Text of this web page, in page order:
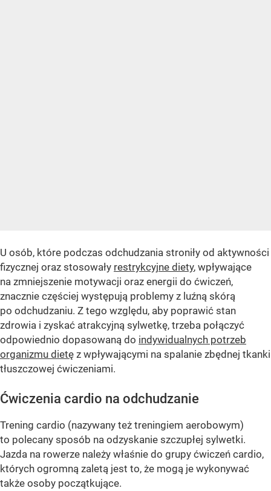
U osób, które podczas odchudzania stroniły od aktywności
fizycznej oraz stosowały restrykcyjne diety, wpływające
na zmniejszenie motywacji oraz energii do ćwiczeń,
znacznie częściej występują problemy z luźną skórą
po odchudzaniu. Z tego względu, aby poprawić stan
zdrowia i zyskać atrakcyjną sylwetkę, trzeba połączyć
odpowiednio dopasowaną do indywidualnych potrzeb
organizmu dietę z wpływającymi na spalanie zbędnej tkanki
tłuszczowej ćwiczeniami.
Ćwiczenia cardio na odchudzanie
Trening cardio (nazywany też treningiem aerobowym)
to polecany sposób na odzyskanie szczupłej sylwetki.
Jazda na rowerze należy właśnie do grupy ćwiczeń cardio,
których ogromną zaletą jest to, że mogą je wykonywać
także osoby początkujące.